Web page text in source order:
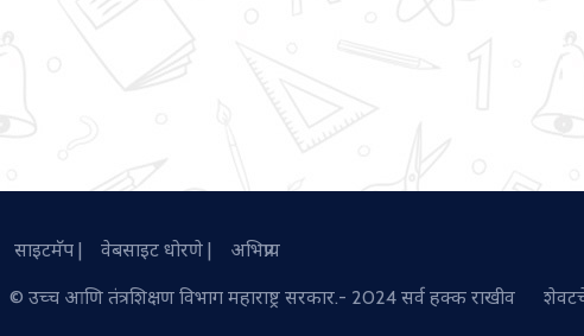
साइटमॅप | वेबसाइट धोरणे | अभिप्राय
© उच्च आणि तंत्रशिक्षण विभाग महाराष्ट्र सरकार.- 2024 सर्व हक्क राखीव